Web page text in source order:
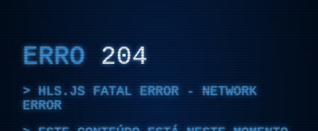
ERRO 204
HLS.JS FATAL ERROR - NETWORK
ERROR